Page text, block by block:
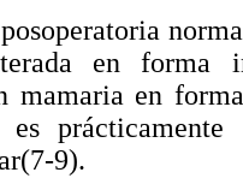
en forma
mamaria en
es
9).